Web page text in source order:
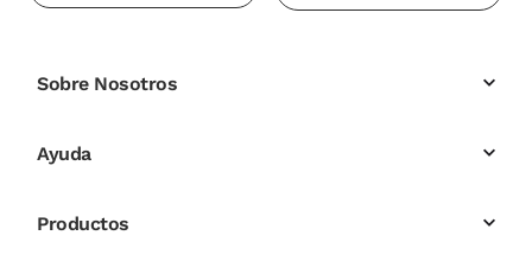
Sobre Nosotros
Ayuda
Productos